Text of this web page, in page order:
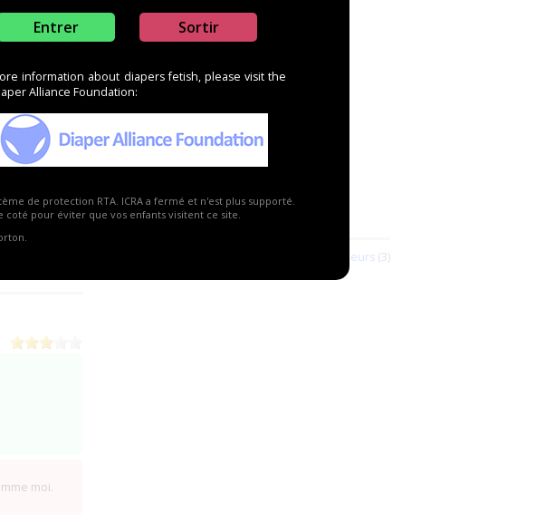
Entrer Sortir
information about diapers fetish, please visit the
Alliance Foundation:
de protection RTA. ICRA a fermé et n'est plus supporté.
pour éviter que vos enfants visitent ce site.
Revendeurs
Voir tous les revendeurs (3)
moi.